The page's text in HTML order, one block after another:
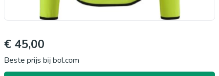
€ 45,00
Beste prijs bij bol.com